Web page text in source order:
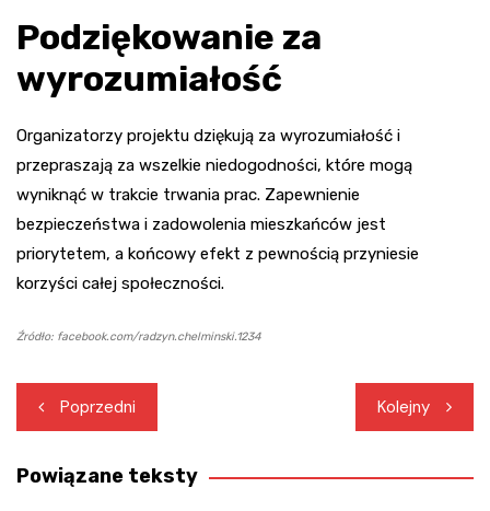
Podziękowanie za
wyrozumiałość
Organizatorzy projektu dziękują za wyrozumiałość i
przepraszają za wszelkie niedogodności, które mogą
wyniknąć w trakcie trwania prac. Zapewnienie
bezpieczeństwa i zadowolenia mieszkańców jest
priorytetem, a końcowy efekt z pewnością przyniesie
korzyści całej społeczności.
Źródło: facebook.com/radzyn.chelminski.1234
Nawigacja
wpisu
Poprzedni Kolejny
Powiązane teksty